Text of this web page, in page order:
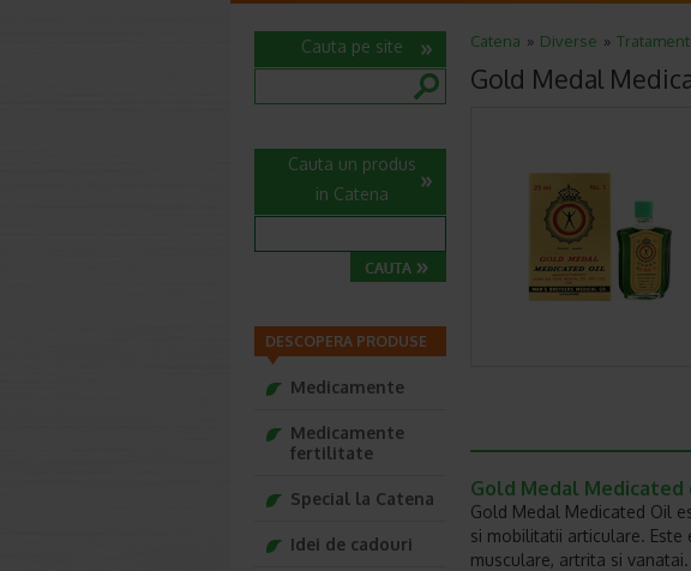
Catena Diverse
Gold Medal
Gold Medal Medicated
Gold Medal Medicated Oil
si mobilitatii articulare.
musculare, artrita si
Cauta pe site
Cauta un produs
in Catena
DESCOPERA PRODUSE
Medicamente
Medicamente
fertilitate
Special la Catena
Idei de cadouri